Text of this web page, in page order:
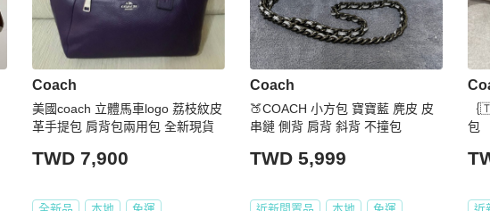
Coach
美國coach 立體馬車logo 荔枝紋皮
革手提包 肩背包兩用包 全新現貨
TWD 7,900
Coach
🍑COACH 小方包 寶寶藍 麂皮 皮
串鏈 側背 肩背 斜背 不撞包
TWD 5,999
｛
包